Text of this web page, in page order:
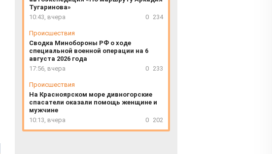
Тугаринова»
10:43, вчера
0 234
Происшествия
Сводка Минобороны РФ о ходе
специальной военной операции на 6
августа 2026 года
17:56, вчера
0 233
Происшествия
На Красноярском море дивногорские
спасатели оказали помощь женщине и
мужчине
10:13, вчера
0 202